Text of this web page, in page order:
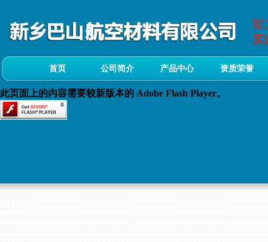
首页 公司简介 产品中心 资质荣誉
此页面上的内容需要较新版本的 Adobe Flash Player。